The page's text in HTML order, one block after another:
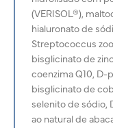
(VERISOL®),
hialuronato de
Streptococcus
bisglicinato de
coenzima Q10, D-
bisglicinato de
selenito de sódio,
ao natural de